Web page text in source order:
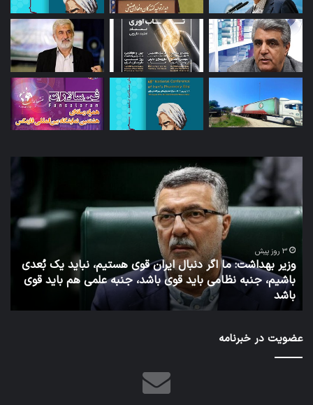
ایران قوی هستیم، نباید یک بُعدی
قوی باشد، جنبه علمی هم باید قوی
مدیر
سابق
وزارت
بهداشت
6 روز پیش
توئیت دکتر جهانپور
عضویت در خبرنامه